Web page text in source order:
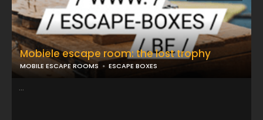
Mobiele escape room: the lost trophy
MOBILE ESCAPE ROOMS ESCAPE BOXES
...